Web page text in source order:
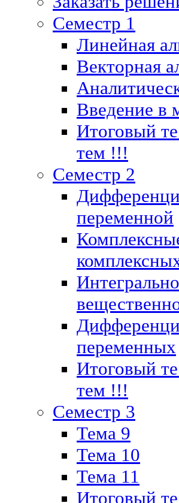
Семестр 1
Линейная
Векторная
Введение в
Итоговый
тем !!!
Семестр 2
переменной
переменных
Итоговый
тем !!!
Семестр 3
Тема 9
Тема 10
Тема 11
Итоговый